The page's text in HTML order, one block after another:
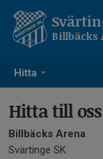
Hitta
Billbäcks
Hitta till oss
Billbäcks Arena
Svärtinge SK